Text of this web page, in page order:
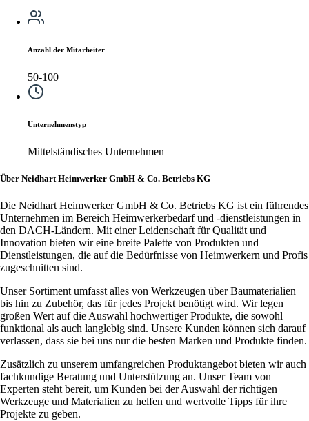
Anzahl der Mitarbeiter
50-100
Unternehmenstyp
Mittelständisches Unternehmen
Über Neidhart Heimwerker GmbH & Co. Betriebs KG
Die Neidhart Heimwerker GmbH & Co. Betriebs KG ist ein führendes
Unternehmen im Bereich Heimwerkerbedarf und -dienstleistungen in
den DACH-Ländern. Mit einer Leidenschaft für Qualität und
Innovation bieten wir eine breite Palette von Produkten und
Dienstleistungen, die auf die Bedürfnisse von Heimwerkern und Profis
zugeschnitten sind.
Unser Sortiment umfasst alles von Werkzeugen über Baumaterialien
bis hin zu Zubehör, das für jedes Projekt benötigt wird. Wir legen
großen Wert auf die Auswahl hochwertiger Produkte, die sowohl
funktional als auch langlebig sind. Unsere Kunden können sich darauf
verlassen, dass sie bei uns nur die besten Marken und Produkte finden.
Zusätzlich zu unserem umfangreichen Produktangebot bieten wir auch
fachkundige Beratung und Unterstützung an. Unser Team von
Experten steht bereit, um Kunden bei der Auswahl der richtigen
Werkzeuge und Materialien zu helfen und wertvolle Tipps für ihre
Projekte zu geben.